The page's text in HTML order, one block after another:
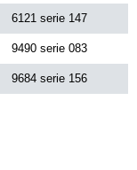
6121 serie 147
9490 serie 083
9684 serie 156